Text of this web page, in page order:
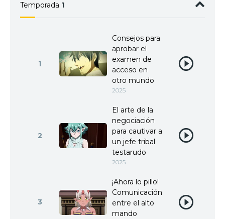
Temporada 1
1
Consejos para
aprobar el
examen de
acceso en
otro mundo
2025
2
El arte de la
negociación
para cautivar a
un jefe tribal
testarudo
2025
3
¡Ahora lo pillo!
Comunicación
entre el alto
mando